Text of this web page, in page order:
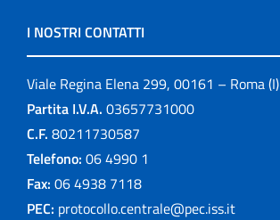
I NOSTRI CONTATTI
Viale Regina Elena 299, 00161 – Roma (I)
Partita I.V.A. 03657731000
C.F. 80211730587
Telefono: 06 4990 1
Fax: 06 4938 7118
PEC: protocollo.centrale@pec.iss.it